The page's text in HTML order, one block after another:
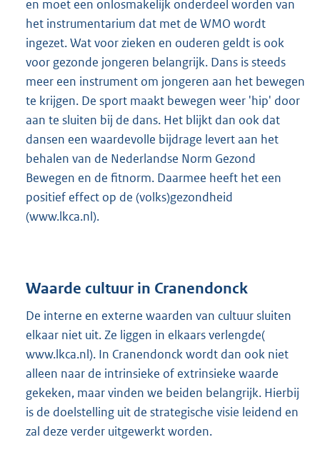
en moet een onlosmakelijk onderdeel worden van
het instrumentarium dat met de WMO wordt
ingezet. Wat voor zieken en ouderen geldt is ook
voor gezonde jongeren belangrijk. Dans is steeds
meer een instrument om jongeren aan het bewegen
te krijgen. De sport maakt bewegen weer 'hip' door
aan te sluiten bij de dans. Het blijkt dan ook dat
dansen een waardevolle bijdrage levert aan het
behalen van de Nederlandse Norm Gezond
Bewegen en de fitnorm. Daarmee heeft het een
positief effect op de (volks)gezondheid
(www.lkca.nl).
Waarde cultuur in Cranendonck
De interne en externe waarden van cultuur sluiten
elkaar niet uit. Ze liggen in elkaars verlengde(
www.lkca.nl). In Cranendonck wordt dan ook niet
alleen naar de intrinsieke of extrinsieke waarde
gekeken, maar vinden we beiden belangrijk. Hierbij
is de doelstelling uit de strategische visie leidend en
zal deze verder uitgewerkt worden.